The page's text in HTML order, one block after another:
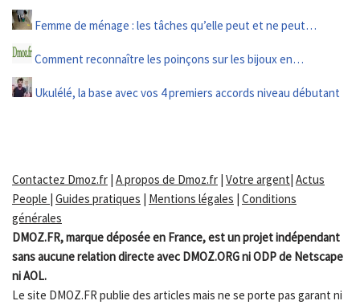
Femme de ménage : les tâches qu’elle peut et ne peut…
Comment reconnaître les poinçons sur les bijoux en…
Ukulélé, la base avec vos 4 premiers accords niveau débutant
Contactez Dmoz.fr | A propos de Dmoz.fr | Votre argent| Actus
People | Guides pratiques | Mentions légales | Conditions
générales
DMOZ.FR, marque déposée en France, est un projet indépendant
sans aucune relation directe avec DMOZ.ORG ni ODP de Netscape
ni AOL.
Le site DMOZ.FR publie des articles mais ne se porte pas garant ni